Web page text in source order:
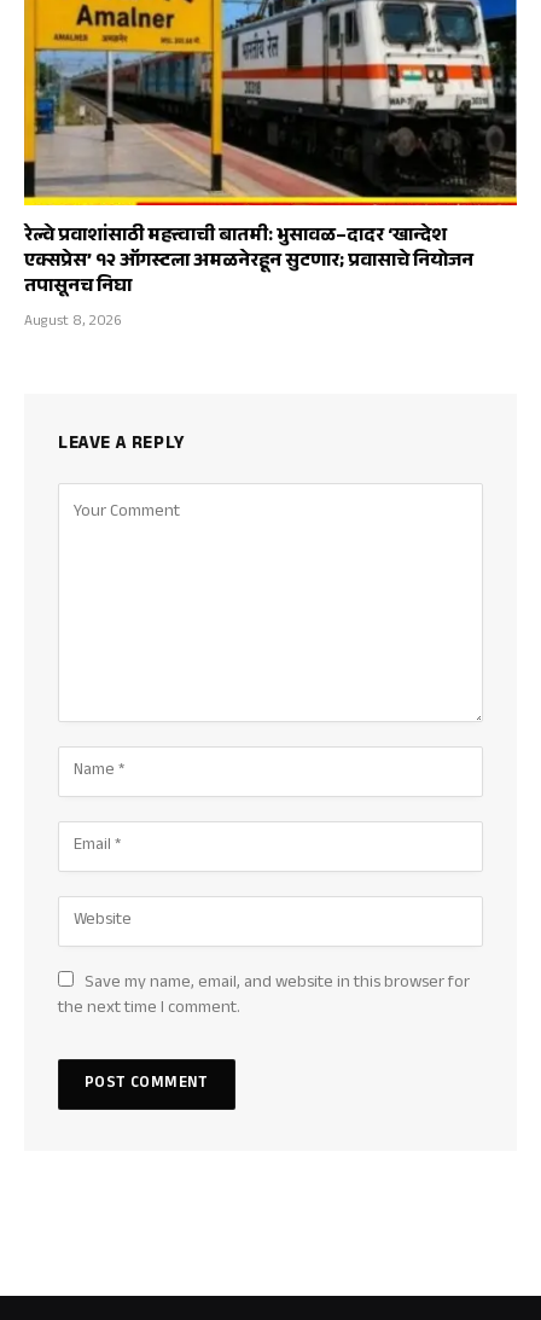
रेल्वे प्रवाशांसाठी महत्त्वाची बातमी: भुसावळ–दादर ‘खान्देश
एक्सप्रेस’ १२ ऑगस्टला अमळनेरहून सुटणार; प्रवासाचे नियोजन
तपासूनच निघा
August 8, 2026
LEAVE A REPLY
Save my name, email, and website in this browser for
the next time I comment.